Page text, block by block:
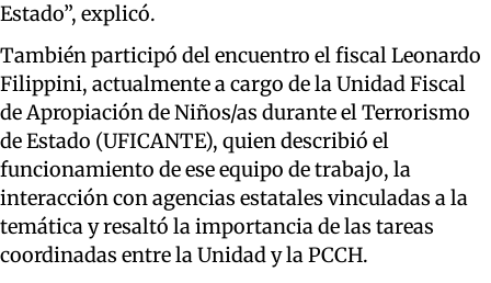
Estado”, explicó.
También participó del encuentro el fiscal Leonardo
Filippini, actualmente a cargo de la Unidad Fiscal
de Apropiación de Niños/as durante el Terrorismo
de Estado (UFICANTE), quien describió el
funcionamiento de ese equipo de trabajo, la
interacción con agencias estatales vinculadas a la
temática y resaltó la importancia de las tareas
coordinadas entre la Unidad y la PCCH.